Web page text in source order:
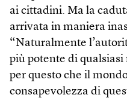
ai cittadini. Ma la
arrivata in maniera
“Naturalmente
più potente di
per questo che il
consapevolezza di